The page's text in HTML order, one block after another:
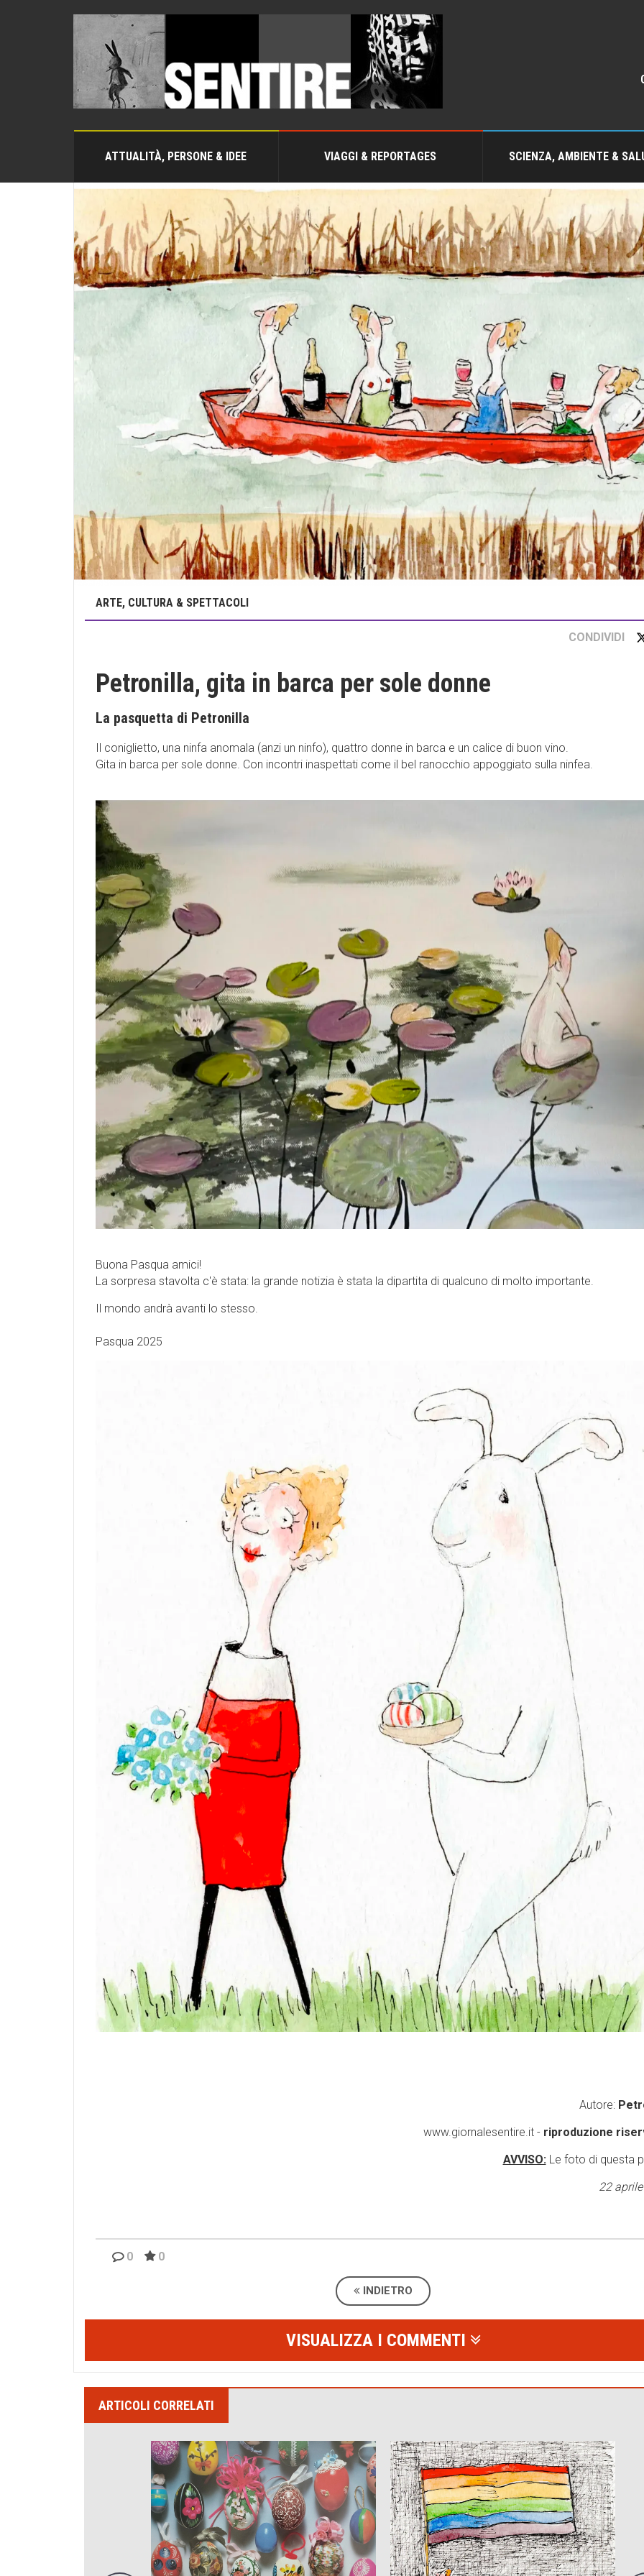
ATTUALITÀ, PERSONE & IDEE VIAGGI & REPORTAGES SCIENZA, AMBIENTE &
ARTE, CULTURA & SPETTACOLI
CONDIVIDI
Petronilla, gita in barca per sole donne
La pasquetta di Petronilla
Il coniglietto, una ninfa anomala (anzi un ninfo), quattro donne in barca e un calice di buon vino.
Gita in barca per sole donne. Con incontri inaspettati come il bel ranocchio appoggiato sulla ninfea.
Buona Pasqua amici!
La sorpresa stavolta c'è stata: la grande notizia è stata la dipartita di qualcuno di molto importante.
Il mondo andrà avanti lo stesso.
Pasqua 2025
Autore:
www.giornalesentire.it - riproduzione
AVVISO: Le foto di questa
22
0 0
INDIETRO
VISUALIZZA I COMMENTI
ARTICOLI CORRELATI